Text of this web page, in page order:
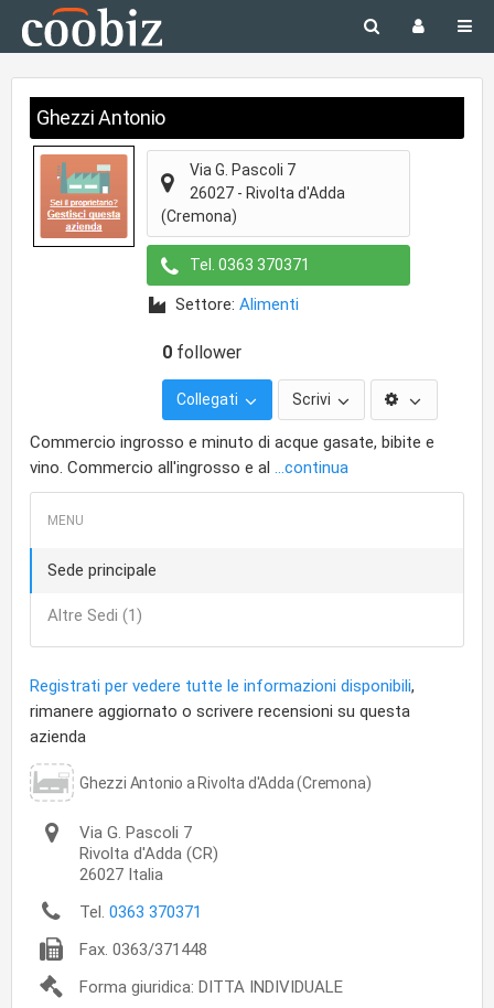
Ghezzi Antonio
Via G. Pascoli 7
26027 - Rivolta d'Adda
(Cremona)
Tel. 0363 370371
Settore: Alimenti
0 follower
Collegati Scrivi
Commercio ingrosso e minuto di acque gasate, bibite e
vino. Commercio all'ingrosso e al ...continua
Sede principale
Altre Sedi (1)
Registrati per vedere tutte le informazioni disponibili,
rimanere aggiornato o scrivere recensioni su questa
azienda
Ghezzi Antonio a Rivolta d'Adda (Cremona)
Via G. Pascoli 7
Rivolta d'Adda (CR)
26027 Italia
Tel. 0363 370371
Fax. 0363/371448
Forma giuridica: DITTA INDIVIDUALE